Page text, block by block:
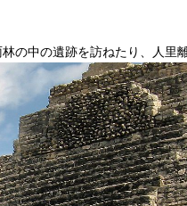
ス
ン・特集
の中の遺跡を訪ねたり、人里